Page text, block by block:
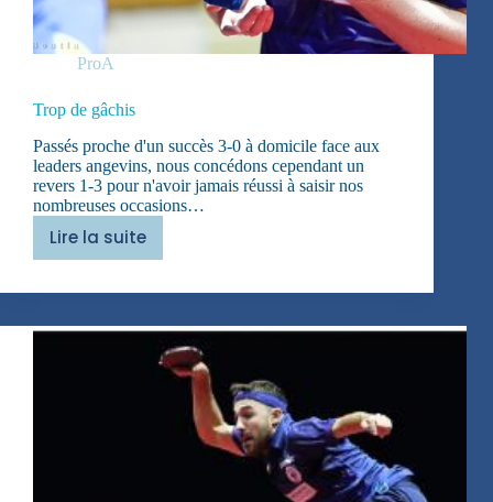
ProA
Trop de gâchis
Passés proche d'un succès 3-0 à domicile face aux
leaders angevins, nous concédons cependant un
revers 1-3 pour n'avoir jamais réussi à saisir nos
nombreuses occasions…
Lire la suite
Trop
gâchis